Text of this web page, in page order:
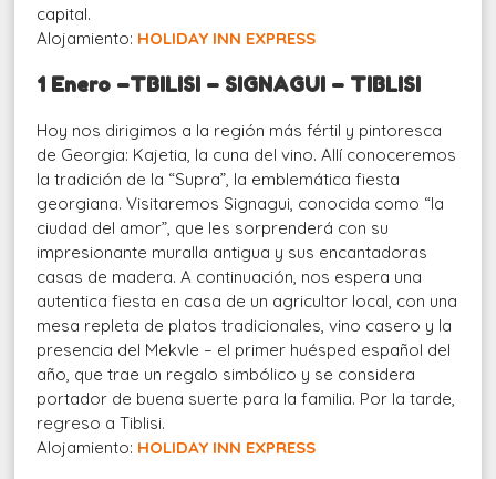
capital.
Alojamiento: HOLIDAY INN EXPRESS
1 Enero –TBILISI – SIGNAGUI – TIBLISI
Hoy nos dirigimos a la región más fértil y pintoresca
de Georgia: Kajetia, la cuna del vino. Allí conoceremos
la tradición de la “Supra”, la emblemática fiesta
georgiana. Visitaremos Signagui, conocida como “la
ciudad del amor”, que les sorprenderá con su
impresionante muralla antigua y sus encantadoras
casas de madera. A continuación, nos espera una
autentica fiesta en casa de un agricultor local, con una
mesa repleta de platos tradicionales, vino casero y la
presencia del Mekvle – el primer huésped español del
año, que trae un regalo simbólico y se considera
portador de buena suerte para la familia. Por la tarde,
regreso a Tiblisi.
Alojamiento: HOLIDAY INN EXPRESS